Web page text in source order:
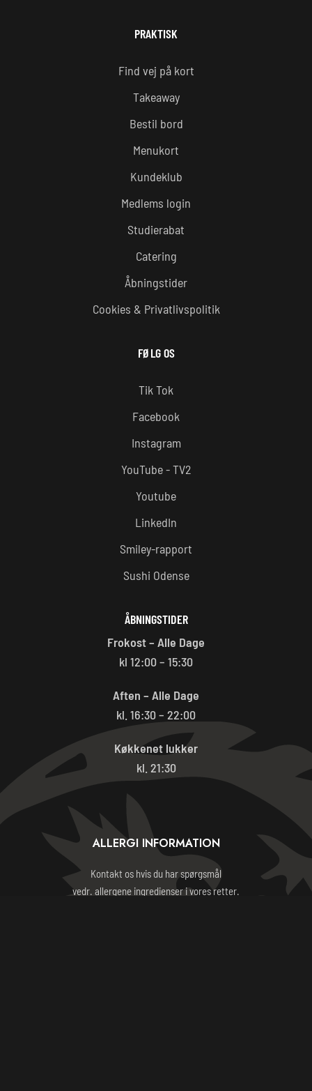
PRAKTISK
Find vej på kort
Takeaway
Bestil bord
Menukort
Kundeklub
Medlems login
Studierabat
Catering
Åbningstider
Cookies & Privatlivspolitik
FØLG OS
Tik Tok
Facebook
Instagram
YouTube - TV2
Youtube
LinkedIn
Smiley-rapport
Sushi Odense
ÅBNINGSTIDER
Frokost – Alle Dage
kl 12:00 – 15:30
Aften – Alle Dage
kl. 16:30 – 22:00
Køkkenet lukker
kl. 21:30
ALLERGI INFORMATION
Kontakt os hvis du har spørgsmål
vedr. allergene ingredienser i vores retter.